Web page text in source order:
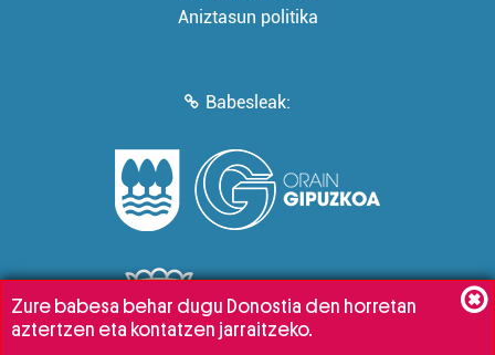
Aniztasun politika
Babesleak:
Zure babesa behar dugu Donostia den horretan
aztertzen eta kontatzen jarraitzeko.